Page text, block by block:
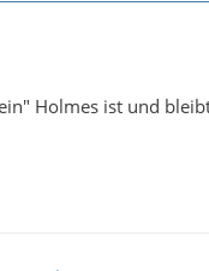
Holmes ist und